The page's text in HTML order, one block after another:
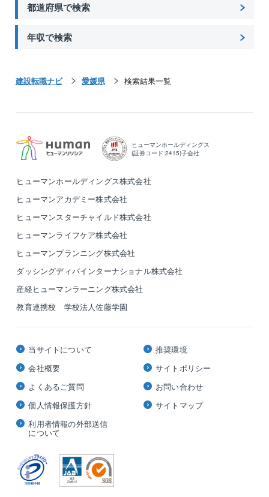
都道府県で検索
年収で検索
建設転職ナビ 愛媛県 検索結果一覧
ヒューマンホールディングス
(証券コード:2415)子会社
ヒューマンホールディングス株式会社
ヒューマンアカデミー株式会社
ヒューマンスターチャイルド株式会社
ヒューマンライフケア株式会社
ヒューマンプランニング株式会社
ダッシングディバインターナショナル株式会社
産経ヒューマンラーニング株式会社
教育連携校 学校法人佐藤学園
当サイトについて
会社概要
よくあるご質問
個人情報保護方針
利用者情報の外部送信
について
推奨環境
サイトポリシー
お問い合わせ
サイトマップ